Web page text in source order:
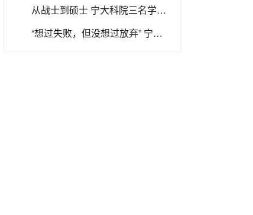
从战士到硕士 宁大科院三名学生完成华丽转变
“想过失败，但没想过放弃” 宁波大学又现“学霸寝室” 四人均被“双一流”高校录取